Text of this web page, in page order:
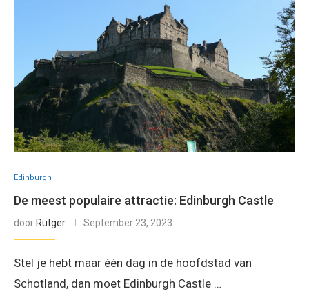
Edinburgh
De meest populaire attractie: Edinburgh Castle
door Rutger September 23, 2023
Stel je hebt maar één dag in de hoofdstad van
Schotland, dan moet Edinburgh Castle …